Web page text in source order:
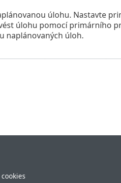
úlohu. Nastavte
úlohu pomocí primárního
naplánovaných úloh.